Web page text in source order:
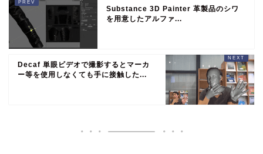
Substance 3D Painter 革製品のシワ
を用意したアルファ...
Decaf 単眼ビデオで撮影するとマーカ
ー等を使用しなくても手に接触した...